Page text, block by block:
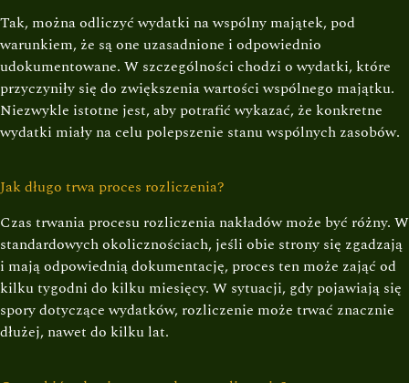
Tak, można odliczyć wydatki na wspólny majątek, pod
warunkiem, że są one uzasadnione i odpowiednio
udokumentowane. W szczególności chodzi o wydatki, które
przyczyniły się do zwiększenia wartości wspólnego majątku.
Niezwykle istotne jest, aby potrafić wykazać, że konkretne
wydatki miały na celu polepszenie stanu wspólnych zasobów.
Jak długo trwa proces rozliczenia?
Czas trwania procesu rozliczenia nakładów może być różny. W
standardowych okolicznościach, jeśli obie strony się zgadzają
i mają odpowiednią dokumentację, proces ten może zająć od
kilku tygodni do kilku miesięcy. W sytuacji, gdy pojawiają się
spory dotyczące wydatków, rozliczenie może trwać znacznie
dłużej, nawet do kilku lat.